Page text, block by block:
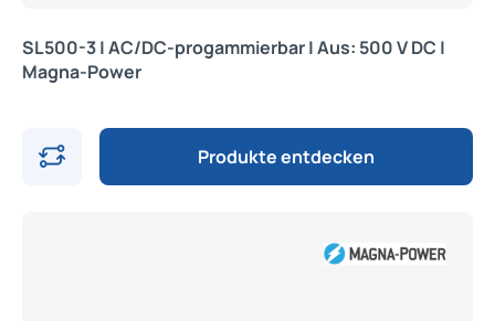
SL500-3 | AC/DC-progammierbar | Aus: 500 V DC |
Magna-Power
Produkte entdecken